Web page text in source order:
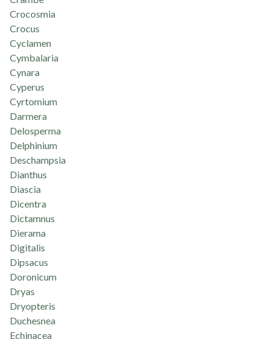
Crocosmia
Crocus
Cyclamen
Cymbalaria
Cynara
Cyperus
Cyrtomium
Darmera
Delosperma
Delphinium
Deschampsia
Dianthus
Diascia
Dicentra
Dictamnus
Dierama
Digitalis
Dipsacus
Doronicum
Dryas
Dryopteris
Duchesnea
Echinacea